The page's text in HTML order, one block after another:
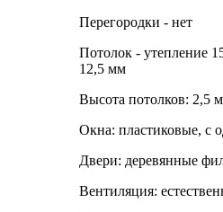
Перегородки - нет
Потолок - утепление
12,5 мм
Высота потолков: 2,5 м
Окна: пластиковые, с
Двери: деревянные
Вентиляция: